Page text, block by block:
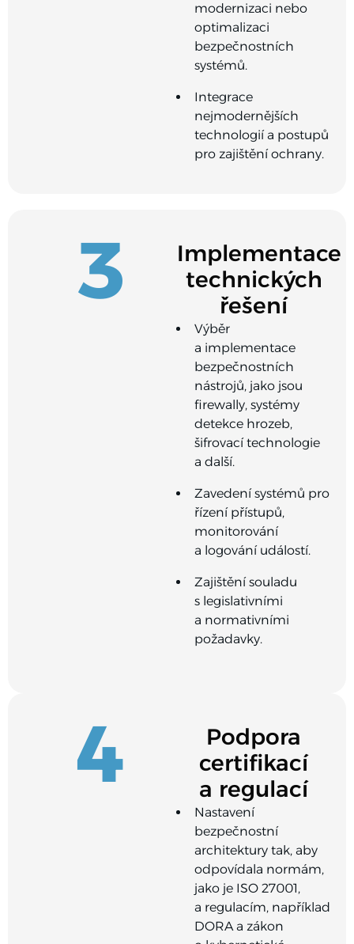
modernizaci nebo
optimalizaci
bezpečnostních
systémů.
Integrace
nejmodernějších
technologií a postupů
pro zajištění ochrany.
3 Implementace
technických
řešení
Výběr
a implementace
bezpečnostních
nástrojů, jako jsou
firewally, systémy
detekce hrozeb,
šifrovací technologie
a další.
Zavedení systémů pro
řízení přístupů,
monitorování
a logování událostí.
Zajištění souladu
s legislativními
a normativními
požadavky.
4 Podpora
certifikací
a regulací
Nastavení
bezpečnostní
architektury tak, aby
odpovídala normám,
jako je ISO 27001,
a regulacím, například
DORA a zákon